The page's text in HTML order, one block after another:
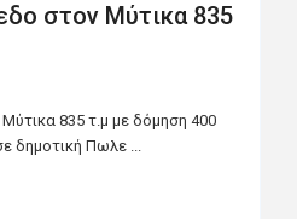
στον Μύτικα 835
835 τ.μ με δόμηση 400
δημοτική Πωλε ...